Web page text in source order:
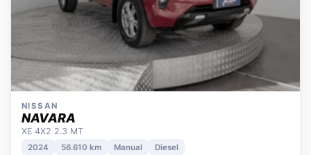
NISSAN
NAVARA
XE 4X2 2.3 MT